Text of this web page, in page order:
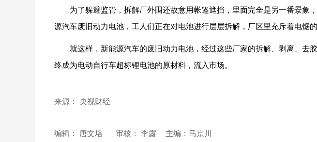
为了躲避监管，拆解厂外围还故意用帐篷遮挡，里面完全是另一番景象
源汽车废旧动力电池，工人们正在对电池进行层层拆解，厂区里充斥着电锯
就这样，新能源汽车的废旧动力电池，经过这些厂家的拆解、剥离、去
终成为电动自行车超标锂电池的原材料，流入市场。
来源： 央视财经
编辑： 唐文培 审核： 李露 主编：马京川